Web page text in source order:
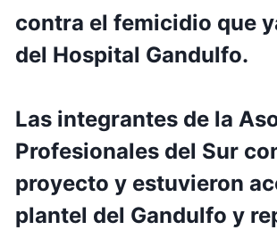
contra el femicidio que
del Hospital Gandulfo.
Las integrantes de la
Profesionales del Sur
proyecto y estuvieron
plantel del Gandulfo y